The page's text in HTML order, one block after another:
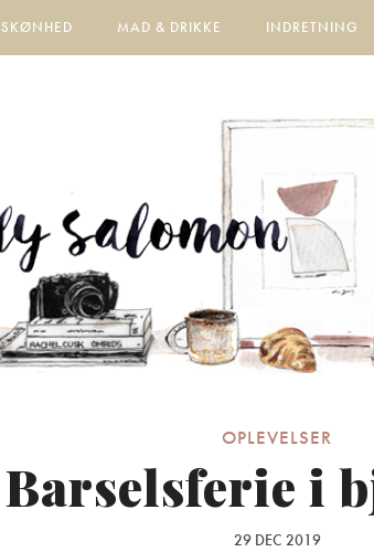
SKØNHED MAD & DRIKKE INDRETNING
OPLEVELSER
Barselsferie i
29 DEC 2019